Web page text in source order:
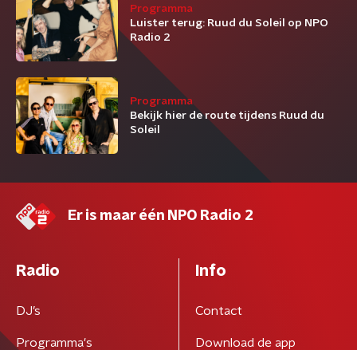
Programma
Luister terug: Ruud du Soleil op NPO
Radio 2
Programma
Bekijk hier de route tijdens Ruud du
Soleil
Er is maar één NPO Radio 2
Radio
DJ’s
Programma's
Info
Contact
Download de app